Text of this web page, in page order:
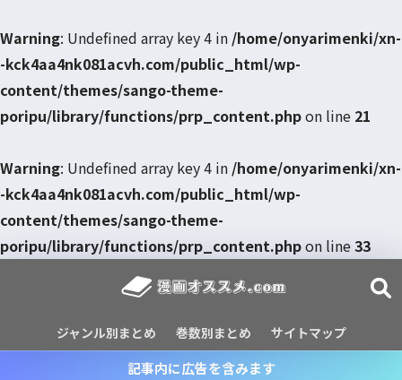
Warning: Undefined array key 4 in /home/onyarimenki/xn-
-kck4aa4nk081acvh.com/public_html/wp-
content/themes/sango-theme-
poripu/library/functions/prp_content.phpon line 21
Warning: Undefined array key 4 in /home/onyarimenki/xn-
-kck4aa4nk081acvh.com/public_html/wp-
content/themes/sango-theme-
poripu/library/functions/prp_content.phpon line33
ジャンル別まとめ 巻数別まとめ サイトマップ
記事内に広告を含みます